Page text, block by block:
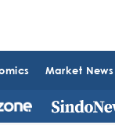
Market News